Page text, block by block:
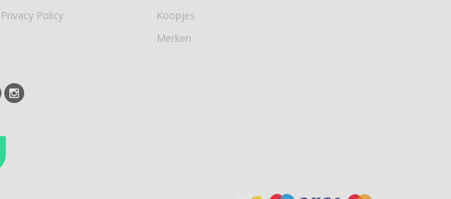
Privacy Policy
Koopjes
Merken